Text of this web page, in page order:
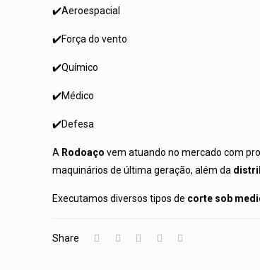
✔️Aeroespacial
✔️Força do vento
✔️Químico
✔️Médico
✔️Defesa
A Rodoaçovem atuando no mercado com
maquinários de última geração, além da
Executamos diversos tipos de corte sob
Share